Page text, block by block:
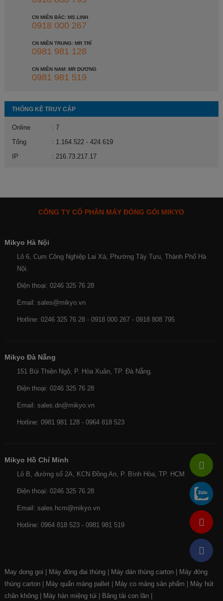
CN MIỀN BẮC: MS.LINH
0918 000 267
CN MIỀN TRUNG: MR TRÍ
0981 981 128
CN MIỀN NAM: MR DƯƠNG
0981 981 519
THỐNG KÊ TRUY CẬP
Online
: 7
Tổng
: 1.164.522 - 424.619
IP
: 216.73.217.17
CÔNG TY CỔ PHẦN MÁY ĐÓNG GÓI MIKYO
Mikyo Hà Nội
Lô 6, Cụm Công Nghiệp Lai Xá, Phường Tây Tựu, Thành Phố Hà
Nội.
Điện thoại: 0246 325 76 28
Email: sales@mikyo.vn
Hotline: 0246 325 76 28 - 0918 000 267 - 0918 808 795
Mikyo Đà Nẵng
151 Bùi Thiện Ngộ, P. Hòa Xuân, TP. Đà Nẵng.
Điện thoại: 0246 325 76 28
Email: sales.dn@mikyo.vn
Hotline: 0981 981 128 - 0964 818 523
Mikyo Hồ Chí Minh
Lô B, đường số 2A, KCN Đồng An, P. Bình Hòa, TP. HCM
Điện thoại: 0246 325 76 28
Email: sales.hcm@mikyo.vn
Hotline: 0964 818 523 - 0981 981 519
May dong goi Máy đóng đai thùng| Máy dán thùng carton|
Máy đóng
thùng carton| Máy quấn màng pallet| Máy co màng sản phẩm
Máy hút
chân không| Máy hàn miệng túi Băng tải con lăn|